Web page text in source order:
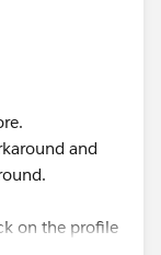
and
on the profile